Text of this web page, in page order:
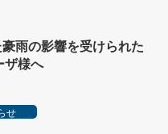
雨の影響を受けられた
ザ様へ
せ